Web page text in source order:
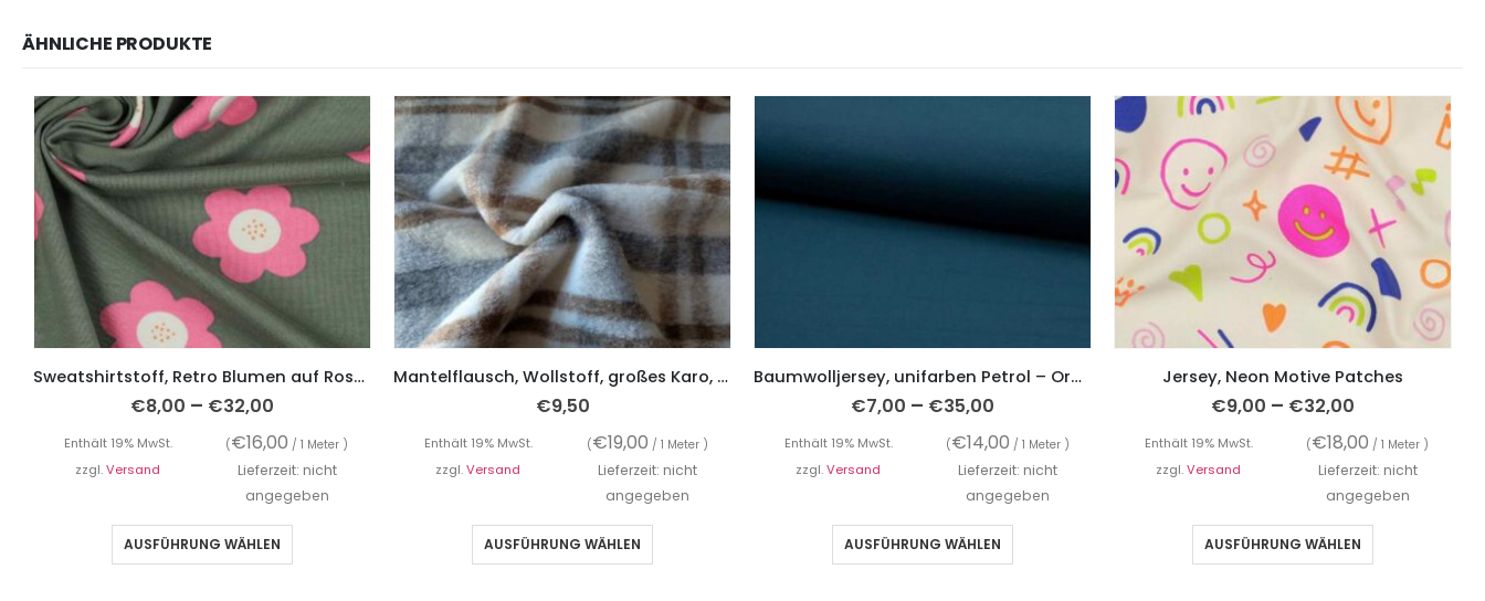
ÄHNLICHE PRODUKTE
Sweatshirtstoff, Retro Blumen auf Rosa auf Grün
€8,00 – €32,00
Enthält 19% MwSt. (€16,00 / 1 Meter )
zzgl.Versand
Lieferzeit: nicht
angegeben
AUSFÜHRUNG WÄHLEN
Mantelflausch, Wollstoff, großes Karo, Beige Grau
€9,50
Enthält 19% MwSt. (€19,00 / 1 Meter )
zzgl.Versand
Lieferzeit: nicht
angegeben
AUSFÜHRUNG WÄHLEN
Baumwolljersey, unifarben Petrol – Organic Cotton
€7,00 – €35,00
Enthält 19% MwSt. (€14,00 / 1 Meter )
zzgl.Versand
Lieferzeit: nicht
angegeben
AUSFÜHRUNG WÄHLEN
Jersey, Neon Motive Patches
€9,00 – €32,00
Enthält 19% MwSt. (€18,00 / 1 Meter )
zzgl.Versand
Lieferzeit: nicht
angegeben
AUSFÜHRUNG WÄHLEN